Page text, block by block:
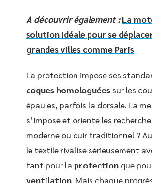
A découvrir également : La
solution idéale pour se
grandes villes comme Paris
La protection impose ses
coques homologuées sur les
épaules, parfois la dorsale. La
s’impose et oriente les
moderne ou cuir traditionnel ?
le textile rivalise sérieusement
tant pour la protection que
ventilation. Mais chaque